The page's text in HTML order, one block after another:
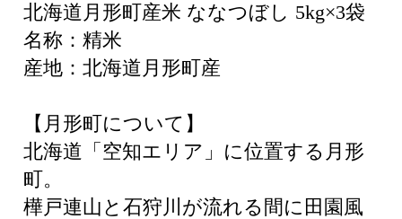
北海道月形町産米 ななつぼし 5kg×3袋
名称：精米
産地：北海道月形町産
【月形町について】
北海道「空知エリア」に位置する月形
町。
樺戸連山と石狩川が流れる間に田園風